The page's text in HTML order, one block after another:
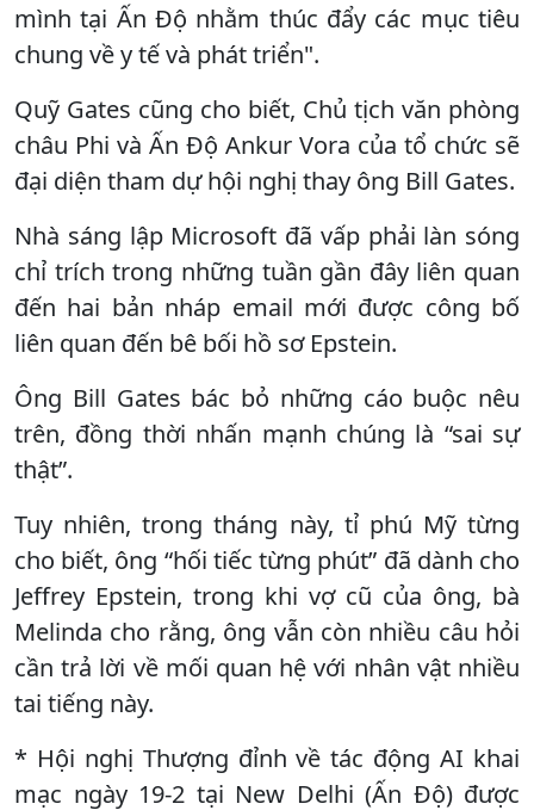
mình tại Ấn Độ nhằm thúc đẩy các mục tiêu
chung về y tế và phát triển".
Quỹ Gates cũng cho biết, Chủ tịch văn phòng
châu Phi và Ấn Độ Ankur Vora của tổ chức sẽ
đại diện tham dự hội nghị thay ông Bill Gates.
Nhà sáng lập Microsoft đã vấp phải làn sóng
chỉ trích trong những tuần gần đây liên quan
đến hai bản nháp email mới được công bố
liên quan đến bê bối hồ sơ Epstein.
Ông Bill Gates bác bỏ những cáo buộc nêu
trên, đồng thời nhấn mạnh chúng là “sai sự
thật”.
Tuy nhiên, trong tháng này, tỉ phú Mỹ từng
cho biết, ông “hối tiếc từng phút” đã dành cho
Jeffrey Epstein, trong khi vợ cũ của ông, bà
Melinda cho rằng, ông vẫn còn nhiều câu hỏi
cần trả lời về mối quan hệ với nhân vật nhiều
tai tiếng này.
* Hội nghị Thượng đỉnh về tác động AI khai
mạc ngày 19-2 tại New Delhi (Ấn Độ) được